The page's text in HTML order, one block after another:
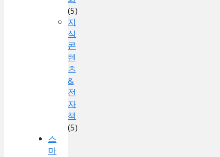
(5)
지
식
콘
텐
츠
&
전
자
책
(5)
스
마